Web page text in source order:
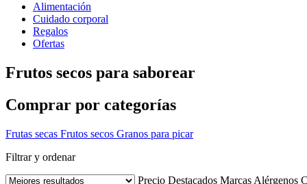
Alimentación
Cuidado corporal
Regalos
Ofertas
Frutos secos para saborear
Comprar por categorías
Frutas secas Frutos secos Granos para picar
Filtrar y ordenar
Precio Destacados Marcas Alérgenos